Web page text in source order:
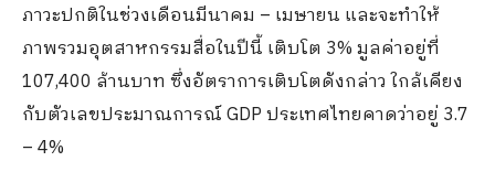
ภาวะปกติในช่วงเดือนมีนาคม – เมษายน และจะทำให้
ภาพรวมอุตสาหกรรมสื่อในปีนี้ เติบโต 3% มูลค่าอยู่ที่
107,400 ล้านบาท ซึ่งอัตราการเติบโตดังกล่าว ใกล้เคียง
กับตัวเลขประมาณการณ์ GDP ประเทศไทยคาดว่าอยู่ 3.7
– 4%